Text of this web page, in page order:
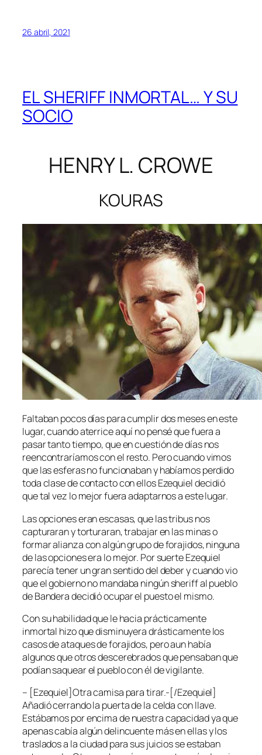
26 abril, 2021
EL SHERIFF INMORTAL… Y SU
SOCIO
HENRY L. CROWE
KOURAS
Faltaban pocos días para cumplir dos meses en este
lugar, cuando aterrice aquí no pensé que fuera a
pasar tanto tiempo, que en cuestión de días nos
reencontraríamos con el resto. Pero cuando vimos
que las esferas no funcionaban y habíamos perdido
toda clase de contacto con ellos Ezequiel decidió
que tal vez lo mejor fuera adaptarnos a este lugar.
Las opciones eran escasas, que las tribus nos
capturaran y torturaran, trabajar en las minas o
formar alianza con algún grupo de forajidos, ninguna
de las opciones era lo mejor. Por suerte Ezequiel
parecía tener un gran sentido del deber y cuando vio
que el gobierno no mandaba ningún sheriff al pueblo
de Bandera decidió ocupar el puesto el mismo.
Con su habilidad que le hacia prácticamente
inmortal hizo que disminuyera drásticamente los
casos de ataques de forajidos, pero aun había
algunos que otros descerebrados que pensaban que
podían saquear el pueblo con él de vigilante.
– [Ezequiel]Otra camisa para tirar.-[/Ezequiel]
Añadió cerrando la puerta de la celda con llave.
Estábamos por encima de nuestra capacidad ya que
apenas cabía algún delincuente más en ellas y los
traslados a la ciudad para sus juicios se estaban